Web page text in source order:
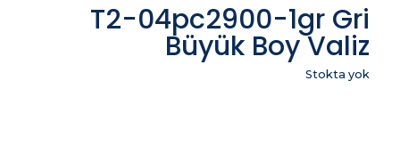
T2-04pc2900-1gr Gri
Büyük Boy Valiz
Stokta yok